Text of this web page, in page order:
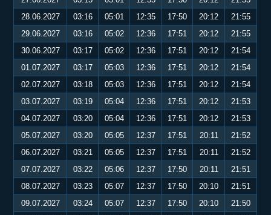
28.06.2027
03:16 05:01 12:35 17:50 20:12
21:55
29.06.2027
03:16 05:02 12:36 17:51 20:12
21:55
30.06.2027
03:17 05:02 12:36 17:51 20:12
21:54
01.07.2027
03:17 05:03 12:36 17:51 20:12
21:54
02.07.2027
03:18 05:03 12:36 17:51 20:12
21:54
03.07.2027
03:19 05:04 12:36 17:51 20:12
21:53
04.07.2027
03:20 05:04 12:36 17:51 20:12
21:53
05.07.2027
03:20 05:05 12:37 17:51 20:11
21:52
06.07.2027
03:21 05:05 12:37 17:51 20:11
21:52
07.07.2027
03:22 05:06 12:37 17:50 20:11
21:51
08.07.2027
03:23 05:07 12:37 17:50 20:10
21:51
09.07.2027
03:24 05:07 12:37 17:50 20:10
21:50